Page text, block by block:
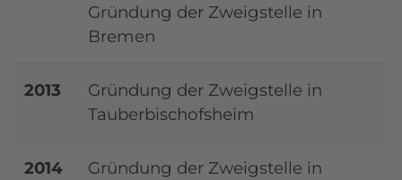
Gründung der Zweigstelle in
Bremen
2013
Gründung der Zweigstelle in
Tauberbischofsheim
2014
Gründung der Zweigstelle in